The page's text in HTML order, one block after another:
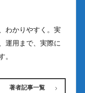
わかりやすく。実
運用まで、実際に
。
著者記事一覧